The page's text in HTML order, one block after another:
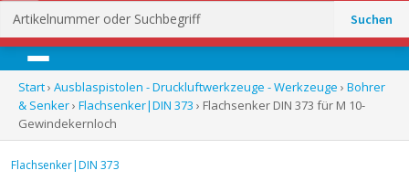
Suchen
nach:
Menü
Start› Ausblaspistolen - Druckluftwerkzeuge - Werkzeuge › Bohrer
& Senker› Flachsenker|DIN 373 › Flachsenker DIN 373 für M 10-
Gewindekernloch
Flachsenker|DIN 373